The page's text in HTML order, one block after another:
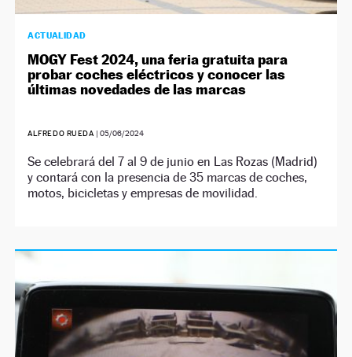
ACTUALIDAD
MOGY Fest 2024, una feria gratuita para
probar coches eléctricos y conocer las
últimas novedades de las marcas
ALFREDO RUEDA |05/06/2024
Se celebrará del 7 al 9 de junio en Las Rozas (Madrid)
y contará con la presencia de 35 marcas de coches,
motos, bicicletas y empresas de movilidad.